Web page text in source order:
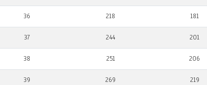
36 218 181
37 244 201
38 251 206
39 269 219